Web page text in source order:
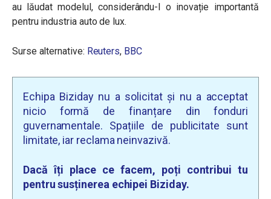
au lăudat modelul, considerându-l o inovație importantă
pentru industria auto de lux.
Surse alternative: Reuters, BBC
Echipa Biziday nu a solicitat și nu a acceptat
nicio formă de finanțare din fonduri
guvernamentale. Spațiile de publicitate sunt
limitate, iar reclama neinvazivă.
Dacă îți place ce facem, poți contribui tu
pentru susținerea echipei Biziday.